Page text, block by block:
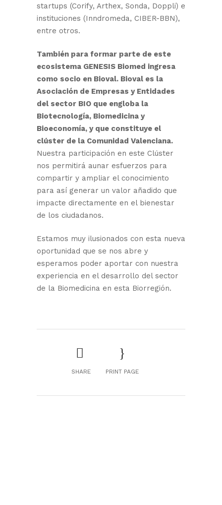
startups (Corify, Arthex, Sonda, Doppli) e
instituciones (Inndromeda, CIBER-BBN),
entre otros.
También para formar parte de este
ecosistema GENESIS Biomed ingresa
como socio en Bioval. Bioval es la
Asociación de Empresas y Entidades
del sector BIO que engloba la
Biotecnología, Biomedicina y
Bioeconomía, y que constituye el
clúster de la Comunidad Valenciana.
Nuestra participación en este Clúster
nos permitirá aunar esfuerzos para
compartir y ampliar el conocimiento
para así generar un valor añadido que
impacte directamente en el bienestar
de los ciudadanos.
Estamos muy ilusionados con esta nueva
oportunidad que se nos abre y
esperamos poder aportar con nuestra
experiencia en el desarrollo del sector
de la Biomedicina en esta Biorregión.
SHARE PRINT PAGE